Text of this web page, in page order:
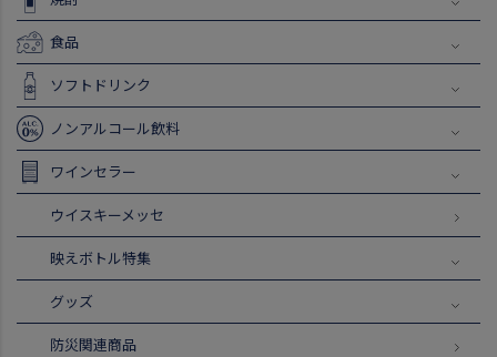
食品
ソフトドリンク
ノンアルコール飲料
ワインセラー
ウイスキーメッセ
映えボトル特集
グッズ
防災関連商品